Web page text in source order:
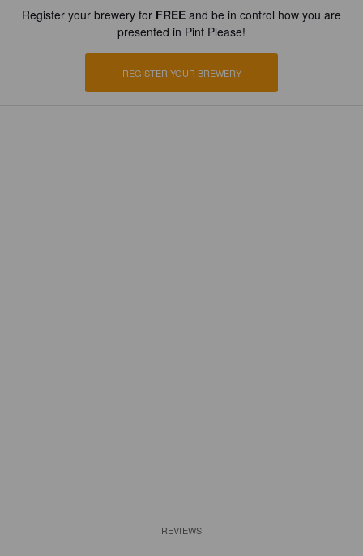
Register your brewery for FREE and be in control how you are
presented in Pint Please!
REGISTER YOUR BREWERY
REVIEWS